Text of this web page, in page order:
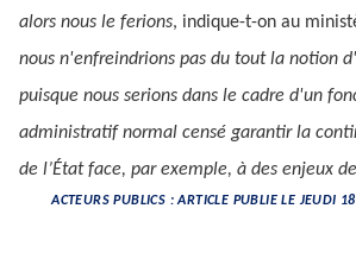
alors nous le ferions, indique-t-on au
nous n'enfreindrions pas du tout la notion
puisque nous serions dans le cadre d'un
administratif normal censé garantir la
de l’État face, par exemple, à des enjeux
ACTEURS PUBLICS : ARTICLE PUBLIE LE JEUDI